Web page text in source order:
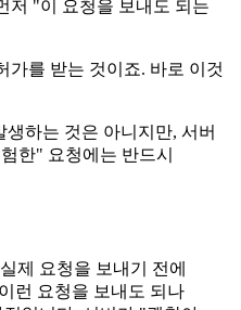
저 "이 요청을 보내도 되는
가를 받는 것이죠. 바로 이것
생하는 것은 아니지만, 서버
한" 요청에는 반드시
제 요청을 보내기 전에
런 요청을 보내도 되나